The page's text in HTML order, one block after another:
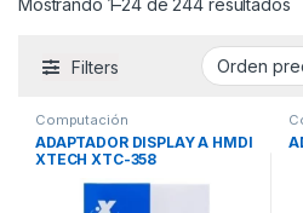
Mostrando 1–24 de 244 resultados
Filters
Computación
ADAPTADOR DISPLAY A HMDI
XTECH XTC-358